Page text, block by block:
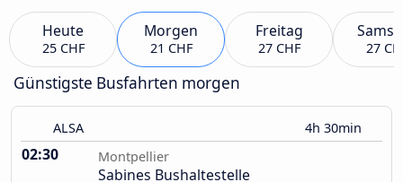
Heute
25 CHF
Morgen
21 CHF
Freitag
27 CHF 27
Günstigste Busfahrten morgen
ALSA 4h 30min
02:30 Montpellier
Sabines Bushaltestelle